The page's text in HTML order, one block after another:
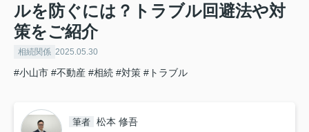
ルを防ぐには？トラブル回避法や対
策をご紹介
相続関係 2025.05.30
#小山市 #不動産 #相続 #対策 #トラブル
筆者 松本 修吾